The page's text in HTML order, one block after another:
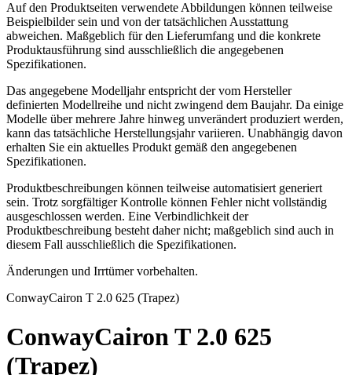
Auf den Produktseiten verwendete Abbildungen können teilweise
Beispielbilder sein und von der tatsächlichen Ausstattung
abweichen. Maßgeblich für den Lieferumfang und die konkrete
Produktausführung sind ausschließlich die angegebenen
Spezifikationen.
Das angegebene Modelljahr entspricht der vom Hersteller
definierten Modellreihe und nicht zwingend dem Baujahr. Da einige
Modelle über mehrere Jahre hinweg unverändert produziert werden,
kann das tatsächliche Herstellungsjahr variieren. Unabhängig davon
erhalten Sie ein aktuelles Produkt gemäß den angegebenen
Spezifikationen.
Produktbeschreibungen können teilweise automatisiert generiert
sein. Trotz sorgfältiger Kontrolle können Fehler nicht vollständig
ausgeschlossen werden. Eine Verbindlichkeit der
Produktbeschreibung besteht daher nicht; maßgeblich sind auch in
diesem Fall ausschließlich die Spezifikationen.
Änderungen und Irrtümer vorbehalten.
ConwayCairon T 2.0 625 (Trapez)
ConwayCairon T 2.0 625
(Trapez)